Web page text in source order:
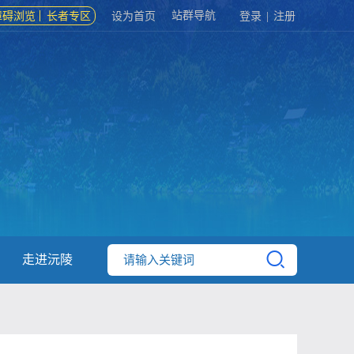
浏览 长者专区 设为首页 站群导航 登录 注册
走进沅陵